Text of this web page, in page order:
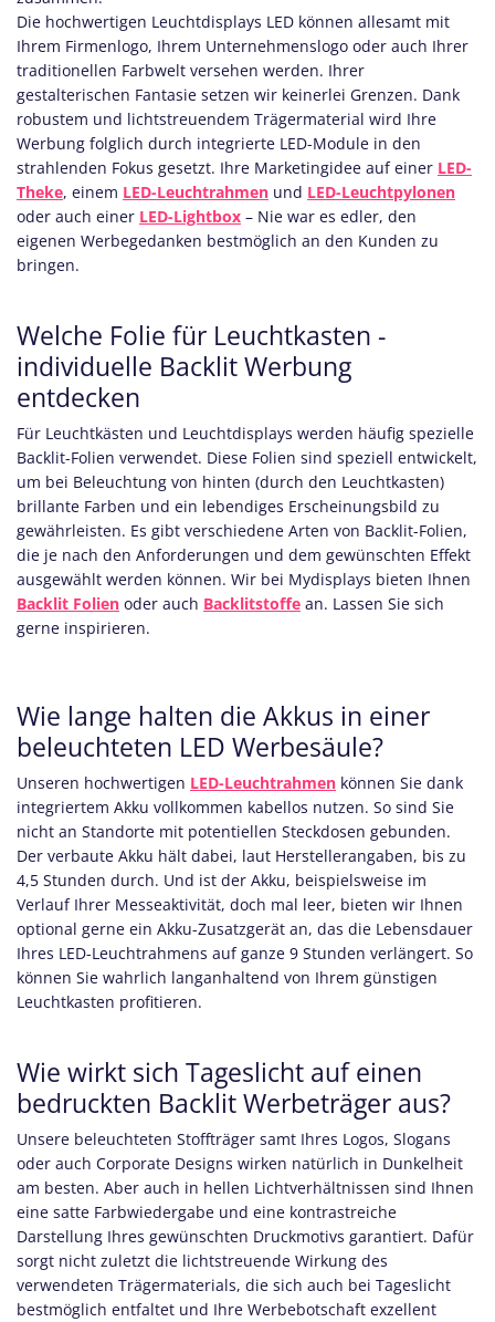
Die hochwertigen Leuchtdisplays LED können allesamt mit
Ihrem Firmenlogo, Ihrem Unternehmenslogo oder auch Ihrer
traditionellen Farbwelt versehen werden. Ihrer
gestalterischen Fantasie setzen wir keinerlei Grenzen. Dank
robustem und lichtstreuendem Trägermaterial wird Ihre
Werbung folglich durch integrierte LED-Module in den
strahlenden Fokus gesetzt. Ihre Marketingidee auf einer LED-
Theke, einem LED-Leuchtrahmen und LED-Leuchtpylonen
oder auch einer LED-Lightbox – Nie war es edler, den
eigenen Werbegedanken bestmöglich an den Kunden zu
bringen.
Welche Folie für Leuchtkasten -
individuelle Backlit Werbung
entdecken
Für Leuchtkästen und Leuchtdisplays werden häufig spezielle
Backlit-Folien verwendet. Diese Folien sind speziell entwickelt,
um bei Beleuchtung von hinten (durch den Leuchtkasten)
brillante Farben und ein lebendiges Erscheinungsbild zu
gewährleisten. Es gibt verschiedene Arten von Backlit-Folien,
die je nach den Anforderungen und dem gewünschten Effekt
ausgewählt werden können. Wir bei Mydisplays bieten Ihnen
Backlit Folien oder auch Backlitstoffe an. Lassen Sie sich
gerne inspirieren.
Wie lange halten die Akkus in einer
beleuchteten LED Werbesäule?
Unseren hochwertigen LED-Leuchtrahmen können Sie dank
integriertem Akku vollkommen kabellos nutzen. So sind Sie
nicht an Standorte mit potentiellen Steckdosen gebunden.
Der verbaute Akku hält dabei, laut Herstellerangaben, bis zu
4,5 Stunden durch. Und ist der Akku, beispielsweise im
Verlauf Ihrer Messeaktivität, doch mal leer, bieten wir Ihnen
optional gerne ein Akku-Zusatzgerät an, das die Lebensdauer
Ihres LED-Leuchtrahmens auf ganze 9 Stunden verlängert. So
können Sie wahrlich langanhaltend von Ihrem günstigen
Leuchtkasten profitieren.
Wie wirkt sich Tageslicht auf einen
bedruckten Backlit Werbeträger aus?
Unsere beleuchteten Stoffträger samt Ihres Logos, Slogans
oder auch Corporate Designs wirken natürlich in Dunkelheit
am besten. Aber auch in hellen Lichtverhältnissen sind Ihnen
eine satte Farbwiedergabe und eine kontrastreiche
Darstellung Ihres gewünschten Druckmotivs garantiert. Dafür
sorgt nicht zuletzt die lichtstreuende Wirkung des
verwendeten Trägermaterials, die sich auch bei Tageslicht
bestmöglich entfaltet und Ihre Werbebotschaft exzellent